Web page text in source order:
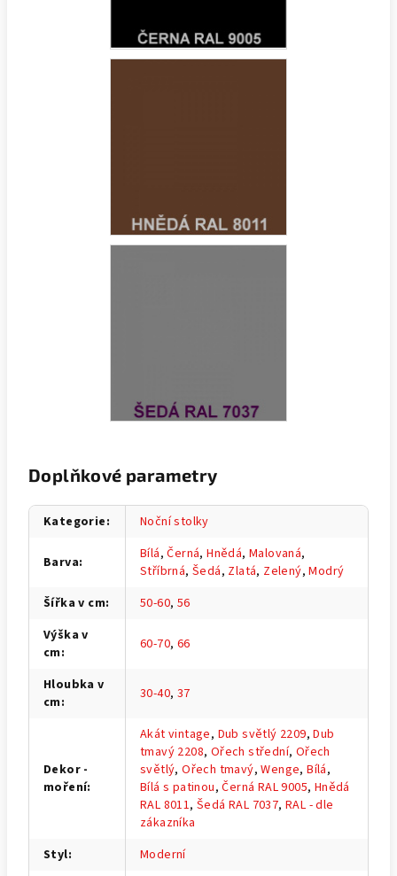
Doplňkové parametry
Kategorie: Noční stolky
Barva: Bílá,Černá,Hnědá,Malovaná,
Stříbrná,Šedá, Zlatá, Zelený,Modrý
Šířka v cm: 50-60, 56
Výška v
cm: 60-70, 66
Hloubka v
cm: 30-40, 37
Dekor -
moření:
Akát vintage, Dub světlý 2209,Dub
tmavý 2208, Ořech střední, Ořech
světlý,Ořech tmavý,Wenge,Bílá,
Bílá s patinou,Černá RAL 9005, Hnědá
RAL 8011,Šedá RAL 7037,RAL - dle
zákazníka
Styl:
Moderní